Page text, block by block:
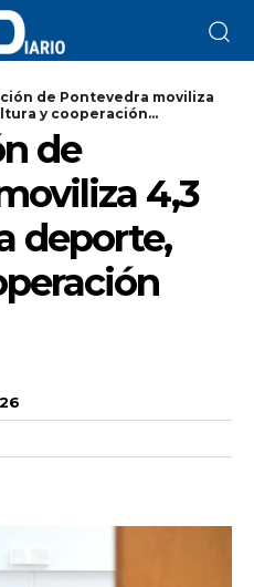
de Pontevedra moviliza
y cooperación...
de
4,3
deporte,